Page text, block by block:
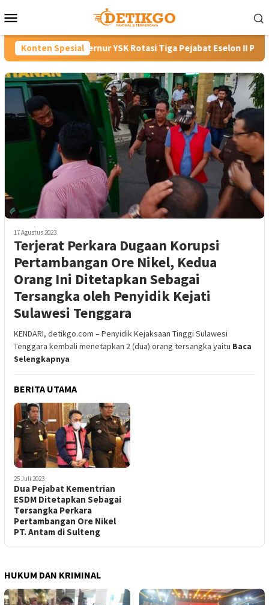
ke
Mobile
Konten Spesial
YSK Rotasi Tiga Pejabat Eselon II Pemprov Sulut,
17 Agustus 2023
Terjerat Perkara Dugaan Korupsi
Pertambangan Ore Nikel, Kedua
Orang Ini Ditetapkan Sebagai
Tersangka oleh Penyidik Kejati
Sulawesi Tenggara
KENDARI, detikgo.com – Penyidik Kejaksaan Tinggi Sulawesi
Tenggara kembali menetapkan 2 (dua) orang tersangka yaitu Baca
Selengkapnya
BERITA UTAMA
25 Juli 2023
Dua Pejabat Kementrian
ESDM Ditetapkan Sebagai
Tersangka Perkara
Pertambangan Ore Nikel
PT. Antam di Sulteng
HUKUM DAN KRIMINAL